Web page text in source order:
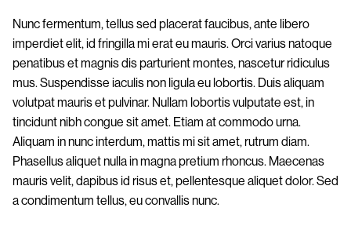
Nunc fermentum, tellus sed placerat faucibus, ante libero
imperdiet elit, id fringilla mi erat eu mauris. Orci varius natoque
penatibus et magnis dis parturient montes, nascetur ridiculus
mus. Suspendisse iaculis non ligula eu lobortis. Duis aliquam
volutpat mauris et pulvinar. Nullam lobortis vulputate est, in
tincidunt nibh congue sit amet. Etiam at commodo urna.
Aliquam in nunc interdum, mattis mi sit amet, rutrum diam.
Phasellus aliquet nulla in magna pretium rhoncus. Maecenas
mauris velit, dapibus id risus et, pellentesque aliquet dolor. Sed
a condimentum tellus, eu convallis nunc.